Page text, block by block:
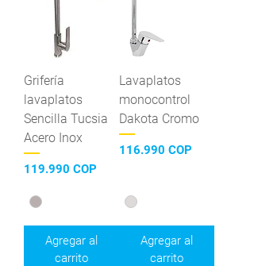
Grifería
lavaplatos
Sencilla Tucsia
Acero Inox
Precio
119.990 COP
Agregar al
carrito
Lavaplatos
monocontrol
Dakota Cromo
Precio
116.990 COP
Agregar al
carrito